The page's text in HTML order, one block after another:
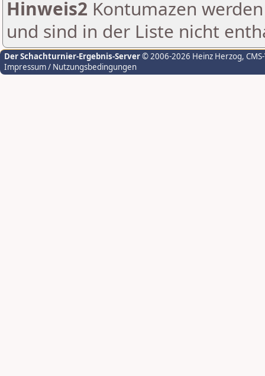
Hinweis2 Kontumazen
und sind in der Liste nicht
Der Schachturnier-Ergebnis-Server© 2006-2026 Heinz Herzog,
Impressum / Nutzungsbedingungen